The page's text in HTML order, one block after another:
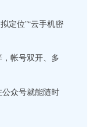
定位”“云手机密
帐号双开、多
众号就能随时